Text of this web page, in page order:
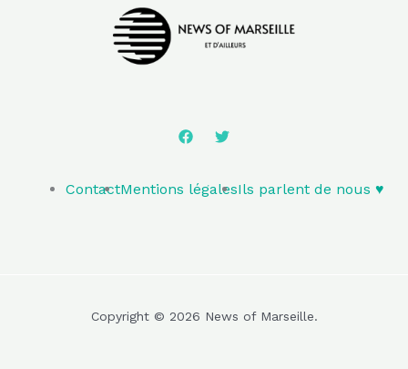
ContactMentions légalesIls parlent de nous ♥️
Copyright © 2026 News of Marseille.